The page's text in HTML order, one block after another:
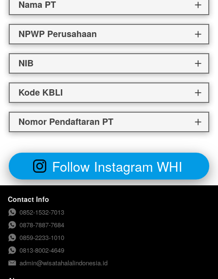
Nama PT
NPWP Perusahaan
NIB
Kode KBLI
Nomor Pendaftaran PT
` Follow Instagram WHI
Contact Info
0852-1532-7013
0878-7887-7684
0859-2233-1010
0813-8002-4649
admin@wisatahalalindonesia.id